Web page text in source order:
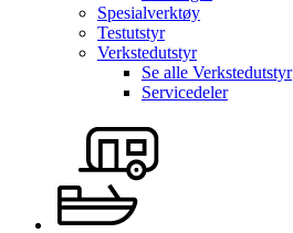
Spesialverktøy
Testutstyr
Verkstedutstyr
Se alle Verkstedutstyr
Servicedeler